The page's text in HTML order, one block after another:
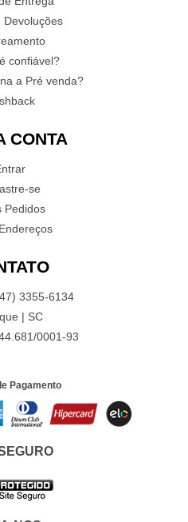
Devoluções
confiável?
a Pré venda?
CONTA
se
Pedidos
3355-6134
| SC
0001-93
Pagamento